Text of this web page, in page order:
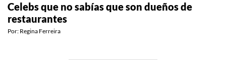
Celebs que no sabías que son dueños de
restaurantes
Por: Regina Ferreira